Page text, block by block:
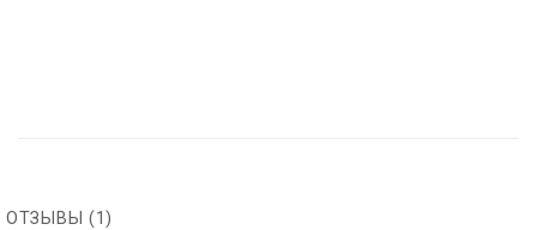
ОТЗЫВЫ (1)